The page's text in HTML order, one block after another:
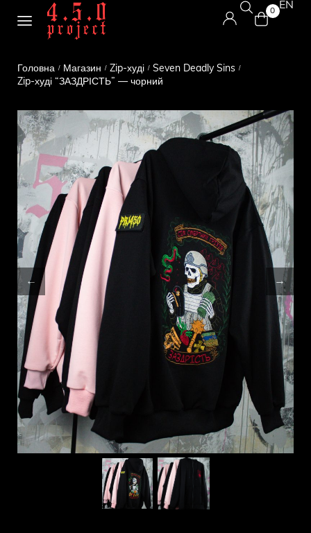
0 EN
Головна / Магазин / Zip-худі / Seven Deadly Sins /
Zip-худі “ЗАЗДРІСТЬ” — чорний